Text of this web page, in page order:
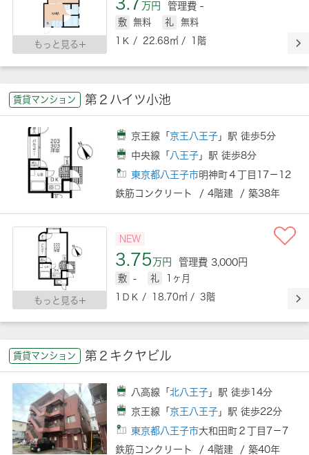
もっと見る
3.7万円 管理費 -
敷 無料 礼
無料
1Ｋ / 22.68㎡ / 1階
賃貸マンション 第２ハイツ小池
京王線「京王八王子 」駅 徒歩5分
中央線「 八王子 」駅 徒歩8分
東京都八王子市明神町４丁目17－12
鉄筋コンクリート / 4階建 / 築38年
もっと見る
NEW
3.75万円 管理費 3,000円
敷 - 礼
1ヶ月
1ＤＫ / 18.70㎡ / 3階
賃貸マンション 第２キクヤビル
八高線「 北八王子 」駅 徒歩14分
京王線「京王八王子 」駅 徒歩22分
東京都八王子市大和田町２丁目7－7
鉄筋コンクリート / 4階建 / 築40年